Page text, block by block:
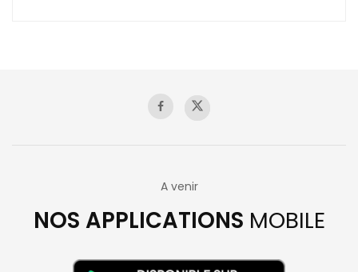
A venir
NOS APPLICATIONS MOBILE